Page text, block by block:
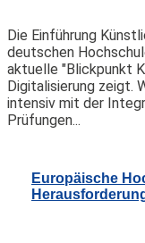
Die Einführung
deutschen
aktuelle "Blickpunkt
Digitalisierung zeigt.
intensiv mit der
Prüfungen...
Europäische